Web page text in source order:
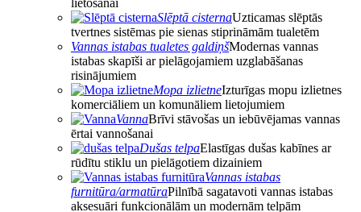
lietošanai
Slēptā cisternaUzticamas slēptās
tvertnes sistēmas pie sienas stiprināmām tualetēm
Vannas istabas tualetes galdiņšModernas vannas
istabas skapīši ar pielāgojamiem uzglabāšanas
risinājumiem
Mopa izlietneIzturīgas mopu izlietnes
komerciāliem un komunāliem lietojumiem
VannaBrīvi stāvošas un iebūvējamas vannas
ērtai vannošanai
Dušas telpaElastīgas dušas kabīnes ar
rūdītu stiklu un pielāgotiem dizainiem
Vannas istabas
furnitūra/armatūraPilnībā sagatavoti vannas istabas
aksesuāri funkcionālām un modernām telpām